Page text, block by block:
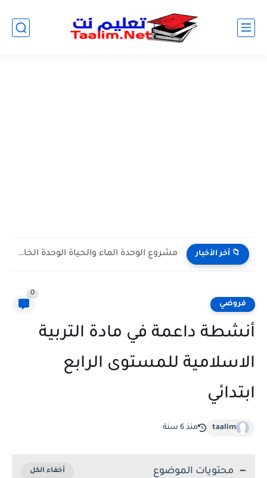
📁 آخر الأخبار مشروع الوحدة الماء والحياة الوحدة الخامسة المستوى الثالث projet de...
فروضي
0
أنشطة داعمة في مادة التربية
الاسلامية للمستوى الرابع
ابتدائي
taalim منذ 6 سنة
محتويات الموضوع